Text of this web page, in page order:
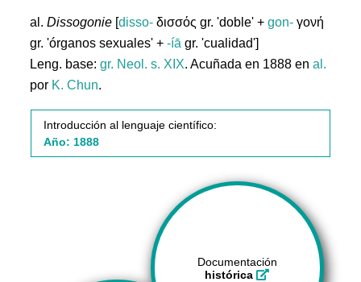
al.Dissogonie [disso- δισσός gr. 'doble' +gon- γονή
gr. 'órganos sexuales' +-íā gr. 'cualidad']
Leng. base:gr. Neol. s. XIX. Acuñada en 1888 enal.
por K. Chun.
Introducción al lenguaje científico:
Año: 1888
Documentación
histórica